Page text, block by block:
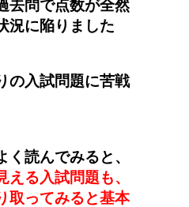
去問で点数が全然
況に陥りました
の入試問題に苦戦
く読んでみると、
る入試問題も、
取ってみると基本